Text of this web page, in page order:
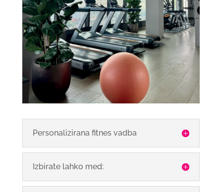
Personalizirana fitnes vadba
Izbirate lahko med: